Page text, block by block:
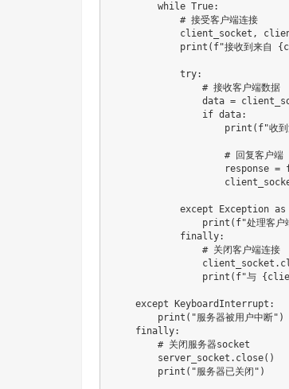
while True:
# 接受客户端连接
            client_socket
,
print ( f"接收到来自 {
try:
# 接收客户端数据
                data
=
if data:
print ( f"收
# 回复客户端
                    response
=
except Exception as
print ( f"处理客户
finally:
# 关闭客户端连接
                client_socket
.
print ( f"与 {
except KeyboardInterrupt :
print ( "服务器被用户中断" )
finally:
# 关闭服务器socket
        server_socket
. close( )
print ( "服务器已关闭" )